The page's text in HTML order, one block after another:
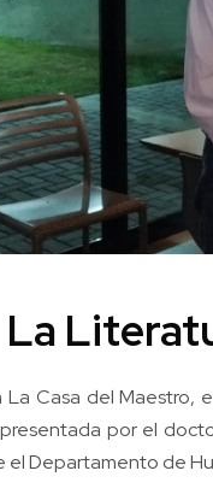
La
Casa del Maestro,
por el
Departamento de